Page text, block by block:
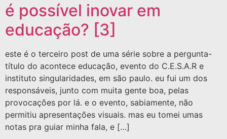
é possível inovar em
educação? [3]
este é o terceiro post de uma série sobre a pergunta-
título do acontece educação, evento do C.E.S.A.R e
instituto singularidades, em são paulo. eu fui um dos
responsáveis, junto com muita gente boa, pelas
provocações por lá. e o evento, sabiamente, não
permitiu apresentações visuais. mas eu tomei umas
notas pra guiar minha fala, e […]